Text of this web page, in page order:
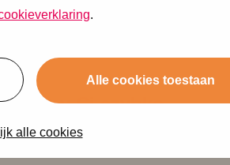
.
Alle cookies toestaan
alle cookies
Ci szybko
pomożemy Ci przez czat lub